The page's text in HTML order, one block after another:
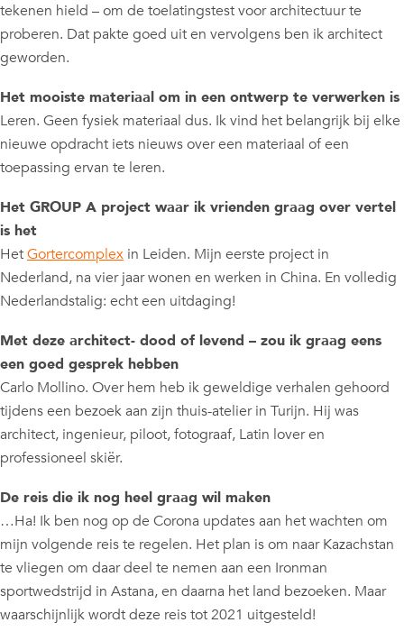
tekenen hield – om de toelatingstest voor architectuur te
proberen. Dat pakte goed uit en vervolgens ben ik architect
geworden.
Het mooiste materiaal om in een ontwerp te verwerken is
Leren. Geen fysiek materiaal dus. Ik vind het belangrijk bij elke
nieuwe opdracht iets nieuws over een materiaal of een
toepassing ervan te leren.
Het GROUP A project waar ik vrienden graag over vertel
is het
HetGortercomplex in Leiden. Mijn eerste project in
Nederland, na vier jaar wonen en werken in China. En volledig
Nederlandstalig: echt een uitdaging!
Met deze architect- dood of levend – zou ik graag eens
een goed gesprek hebben
Carlo Mollino. Over hem heb ik geweldige verhalen gehoord
tijdens een bezoek aan zijn thuis-atelier in Turijn. Hij was
architect, ingenieur, piloot, fotograaf, Latin lover en
professioneel skiër.
De reis die ik nog heel graag wil maken
…Ha! Ik ben nog op de Corona updates aan het wachten om
mijn volgende reis te regelen. Het plan is om naar Kazachstan
te vliegen om daar deel te nemen aan een Ironman
sportwedstrijd in Astana, en daarna het land bezoeken. Maar
waarschijnlijk wordt deze reis tot 2021 uitgesteld!